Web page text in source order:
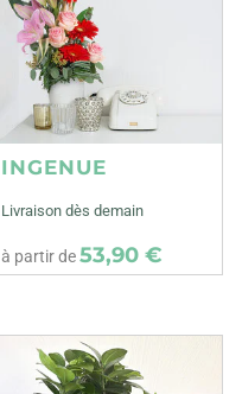
INGENUE
Livraison dès demain
à partir de53,90 €